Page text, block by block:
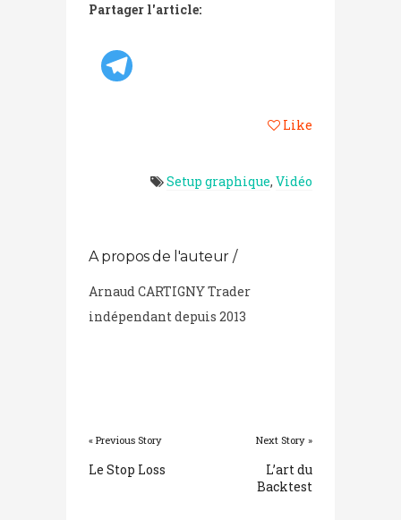
Partager l'article:
Like
Setup graphique, Vidéo
A propos de l'auteur /
Arnaud CARTIGNY Trader
indépendant depuis 2013
« Previous Story
Le Stop Loss
Next Story »
L’art du
Backtest